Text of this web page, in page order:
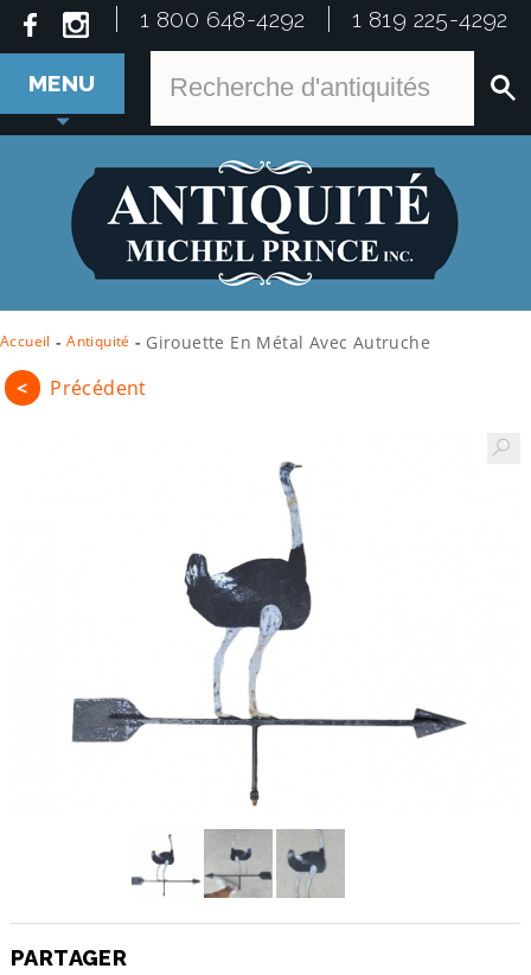
1 800 648-4292 1 819 225-4292
MENU
Accueil - Antiquité - Girouette En Métal Avec Autruche
< Précédent
PARTAGER